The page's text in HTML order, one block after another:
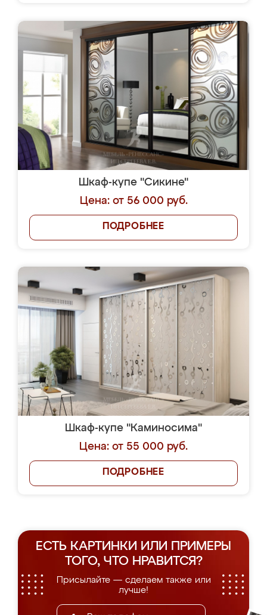
Шкаф-купе "Сикине"
Цена: от 56 000 руб.
ПОДРОБНЕЕ
Шкаф-купе "Каминосима"
Цена: от 55 000 руб.
ПОДРОБНЕЕ
ЕСТЬ КАРТИНКИ ИЛИ ПРИМЕРЫ
ТОГО, ЧТО НРАВИТСЯ?
Присылайте — сделаем также или
лучше!